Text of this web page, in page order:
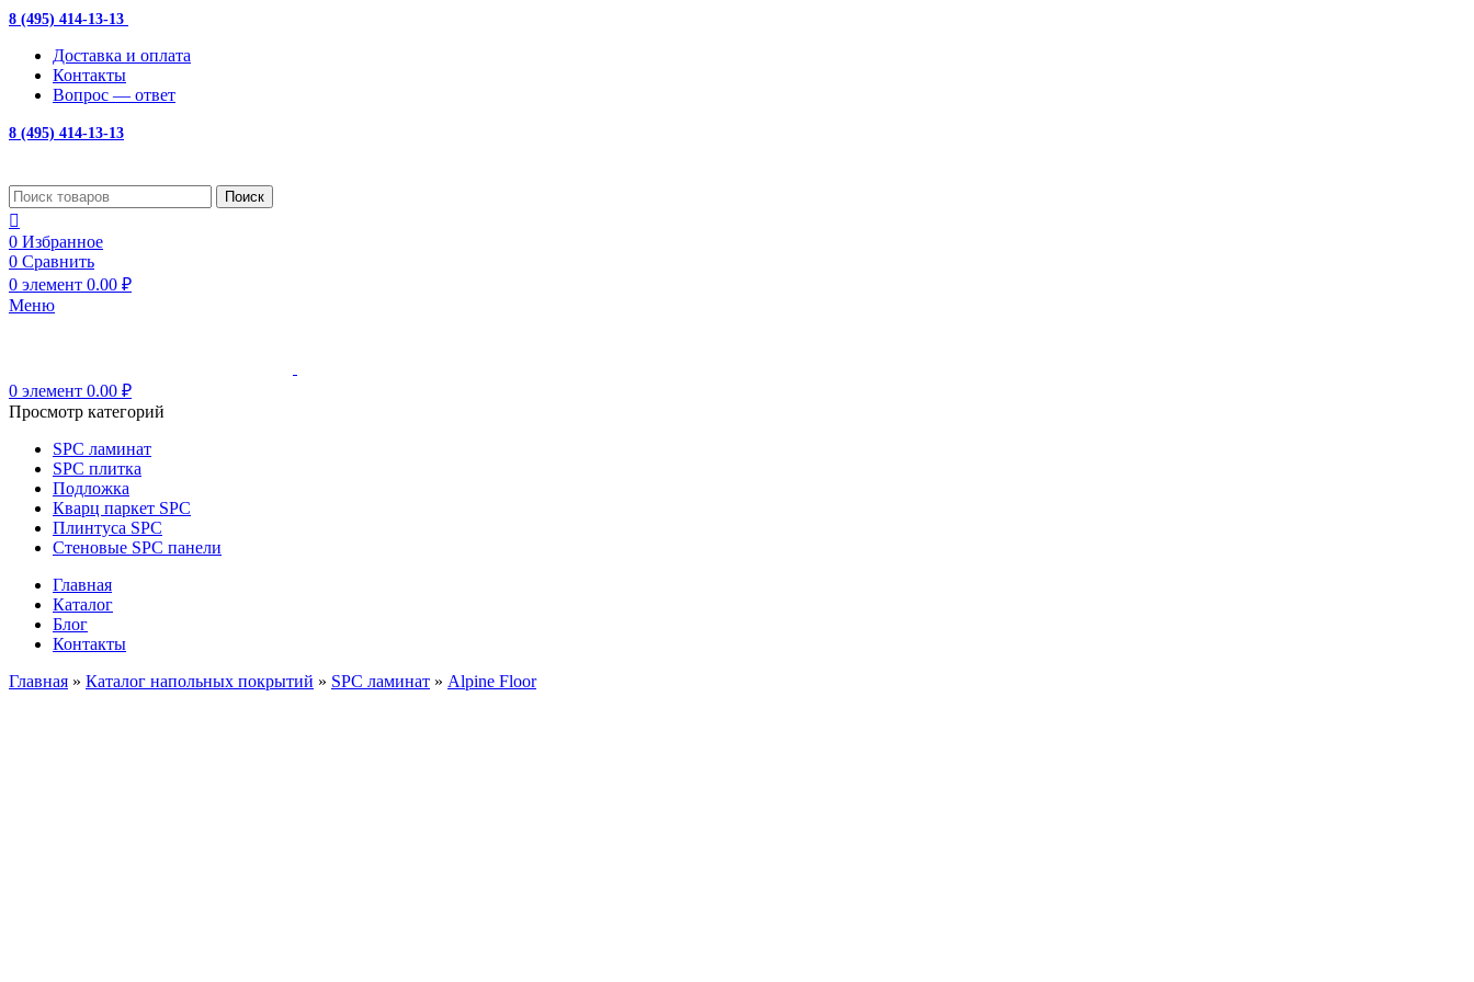
8 (495) 414-13-13
Доставка и оплата
Контакты
Вопрос — ответ
8 (495) 414-13-13
Поиск
0 Избранное
0 Сравнить
0 элемент 0.00 ₽
Меню
0 элемент 0.00 ₽
Просмотр категорий
SPC ламинат
SPC плитка
Подложка
Кварц паркет SPC
Плинтуса SPC
Стеновые SPC панели
Главная
Каталог
Блог
Контакты
Главная » Каталог напольных покрытий » SPC ламинат » Alpine Floor